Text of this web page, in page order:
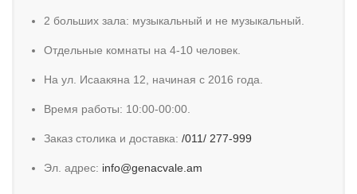
2 больших зала: музыкальный и не музыкальный.
Отдельные комнаты на 4-10 человек.
На ул. Исаакяна 12, начиная с 2016 года.
Время работы: 10:00-00:00.
Заказ столика и доставка: /011/ 277-999
Эл. адрес: info@genacvale.am